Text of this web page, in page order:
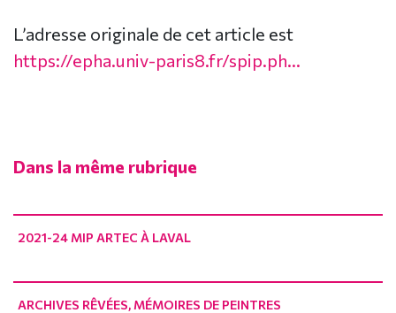
L’adresse originale de cet article est
https://epha.univ-paris8.fr/spip.ph...
Dans la même rubrique
2021-24 MIP ARTEC À LAVAL
ARCHIVES RÊVÉES, MÉMOIRES DE PEINTRES